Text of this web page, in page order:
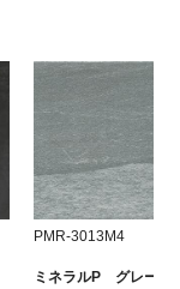
PMR-3013M4
ミネラルP グレー